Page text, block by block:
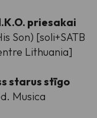
priesakai
Son) [soli+SATB
Lithuania]
starus stīgo
Musica